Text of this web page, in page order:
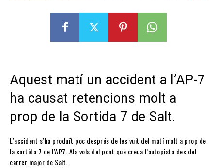
Aquest matí un accident a l’AP-7
ha causat retencions molt a
prop de la Sortida 7 de Salt.
L’accident s’ha produït poc després de les vuit del matí molt a prop de
la sortida 7 de l’AP7. Als vols del pont que creua l’autopista des del
carrer major de Salt.